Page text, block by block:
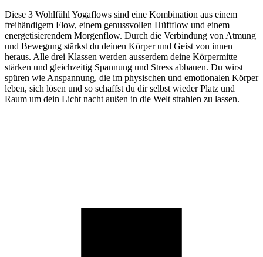
Diese 3 Wohlfühl Yogaflows sind eine Kombination aus einem
freihändigem Flow, einem genussvollen Hüftflow und einem
energetisierendem Morgenflow. Durch die Verbindung von Atmung
und Bewegung stärkst du deinen Körper und Geist von innen
heraus. Alle drei Klassen werden ausserdem deine Körpermitte
stärken und gleichzeitig Spannung und Stress abbauen. Du wirst
spüren wie Anspannung, die im physischen und emotionalen Körper
leben, sich lösen und so schaffst du dir selbst wieder Platz und
Raum um dein Licht nacht außen in die Welt strahlen zu lassen.